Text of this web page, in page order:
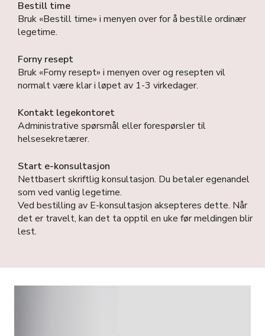
Bestill time
Bruk «Bestill time» i menyen over for å bestille ordinær
legetime.
Forny resept
Bruk «Forny resept» i menyen over og resepten vil
normalt være klar i løpet av 1-3 virkedager.
Kontakt legekontoret
Administrative spørsmål eller forespørsler til
helsesekretærer.
Start e-konsultasjon
Nettbasert skriftlig konsultasjon. Du betaler egenandel
som ved vanlig legetime.
Ved bestilling av E-konsultasjon aksepteres dette. Når
det er travelt, kan det ta opptil en uke før meldingen blir
lest.